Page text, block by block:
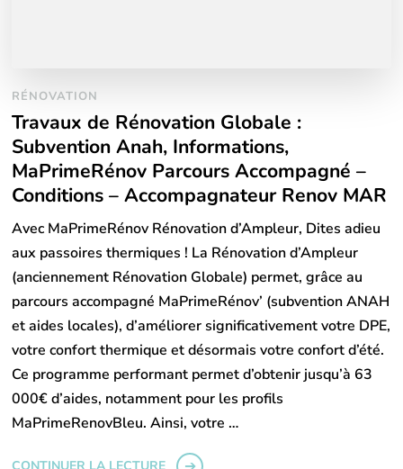
RÉNOVATION
Travaux de Rénovation Globale :
Subvention Anah, Informations,
MaPrimeRénov Parcours Accompagné –
Conditions – Accompagnateur Renov MAR
Avec MaPrimeRénov Rénovation d’Ampleur, Dites adieu
aux passoires thermiques ! La Rénovation d’Ampleur
(anciennement Rénovation Globale) permet, grâce au
parcours accompagné MaPrimeRénov’ (subvention ANAH
et aides locales), d’améliorer significativement votre DPE,
votre confort thermique et désormais votre confort d’été.
Ce programme performant permet d’obtenir jusqu’à 63
000€ d’aides, notamment pour les profils
MaPrimeRenovBleu. Ainsi, votre …